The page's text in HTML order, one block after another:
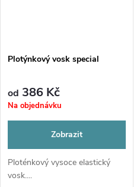
Plotýnkový vosk special
od 386 Kč
Na objednávku
Zobrazit
Ploténkový vysoce elastický
vosk....